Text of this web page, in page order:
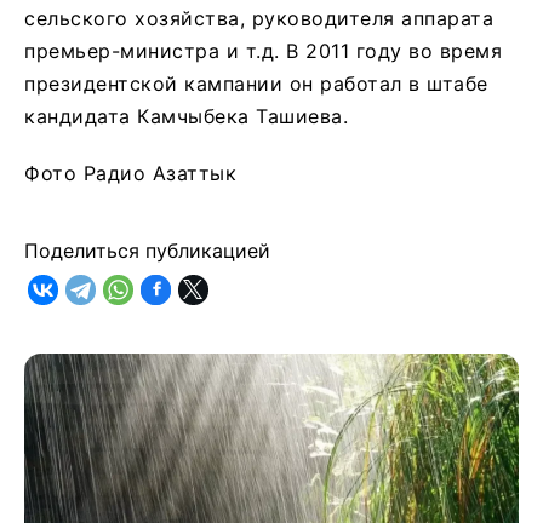
сельского хозяйства, руководителя аппарата
премьер-министра и т.д. В 2011 году во время
президентской кампании он работал в штабе
кандидата Камчыбека Ташиева.
Фото Радио Азаттык
Поделиться публикацией